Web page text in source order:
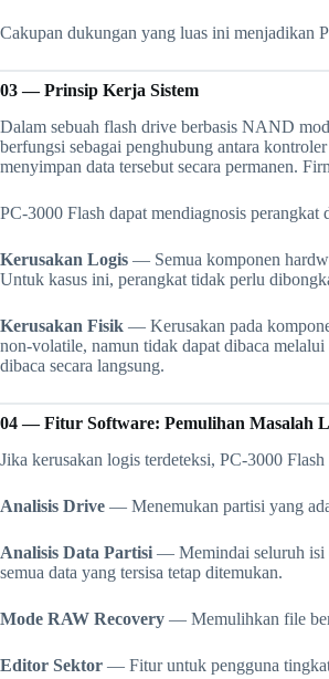
Cakupan dukungan yang luas ini menjadikan
03 — Prinsip Kerja Sistem
Dalam sebuah flash drive berbasis NAND
berfungsi sebagai penghubung antara
menyimpan data tersebut secara permanen.
PC-3000 Flash dapat mendiagnosis perangkat
Kerusakan Logis — Semua komponen
Untuk kasus ini, perangkat tidak perlu
Kerusakan Fisik — Kerusakan pada
non-volatile, namun tidak dapat dibaca
dibaca secara langsung.
04 — Fitur Software: Pemulihan Masalah
Jika kerusakan logis terdeteksi, PC-3000
Analisis Drive — Menemukan partisi yang
Analisis Data Partisi — Memindai seluruh isi
semua data yang tersisa tetap ditemukan.
Mode RAW Recovery — Memulihkan file
Editor Sektor — Fitur untuk pengguna tingkat